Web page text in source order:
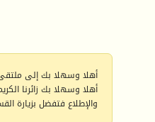
أهلا وسهلا بك إلى ملتقى
أهلا وسهلا بك زائرنا
والإطلاع فتفضل بزيارة